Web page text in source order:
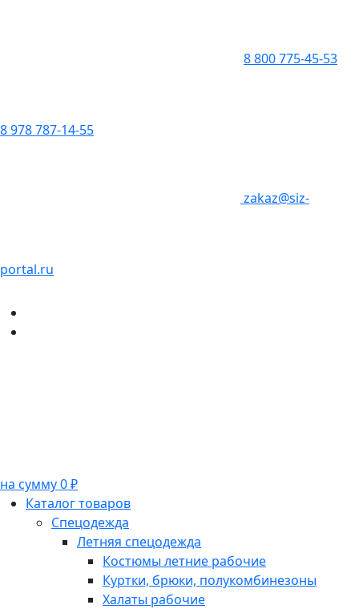
8 800 775-45-53
8 978 787-14-55
zakaz@siz-
portal.ru
на сумму 0 ₽
Каталог товаров
Спецодежда
Летняя спецодежда
Костюмы летние рабочие
Куртки, брюки, полукомбинезоны
Халаты рабочие